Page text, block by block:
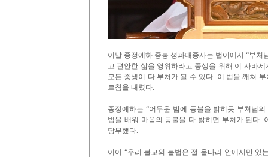
이날 종정예하 중봉 성파대종사는 법어에서 “부
고 편안한 삶을 영위하라고 중생을 위해 이 사바
모든 중생이 다 부처가 될 수 있다. 이 법을 깨쳐
르침을 내렸다.
종정예하는 “어두운 밤에 등불을 밝히듯 부처님
법을 배워 마음의 등불을 다 밝히면 부처가 된다.
당부했다.
이어 “우리 불교의 불법은 절 울타리 안에서만 있